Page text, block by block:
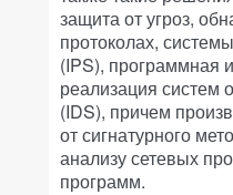
защита от угроз,
протоколах,
(IPS), программная
реализация систем
(IDS), причем
от сигнатурного
анализу сетевых
программ.